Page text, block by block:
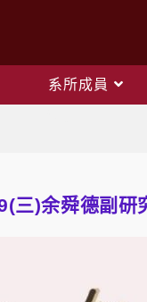
系所成員
三)余舜德副研